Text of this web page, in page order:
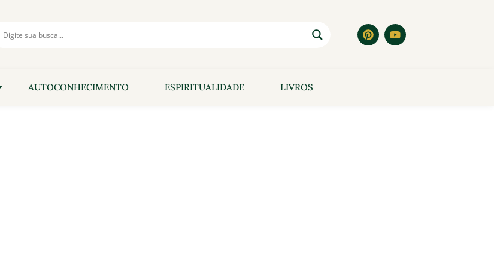
AUTOCONHECIMENTO ESPIRITUALIDADE LIVROS